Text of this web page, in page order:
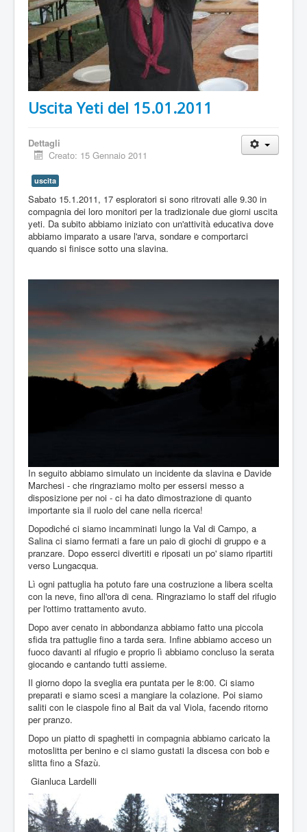
Uscita Yeti del 15.01.2011
Dettagli
Creato: 15 Gennaio 2011
uscita
Sabato 15.1.2011, 17 esploratori si sono ritrovati alle 9.30 in
compagnia dei loro monitori per la tradizionale due giorni uscita
yeti. Da subito abbiamo iniziato con un'attività educativa dove
abbiamo imparato a usare l'arva, sondare e comportarci
quando si finisce sotto una slavina.
In seguito abbiamo simulato un incidente da slavina e Davide
Marchesi - che ringraziamo molto per essersi messo a
disposizione per noi - ci ha dato dimostrazione di quanto
importante sia il ruolo del cane nella ricerca!
Dopodiché ci siamo incamminati lungo la Val di Campo, a
Salina ci siamo fermati a fare un paio di giochi di gruppo e a
pranzare. Dopo esserci divertiti e riposati un po' siamo ripartiti
verso Lungacqua.
Lì ogni pattuglia ha potuto fare una costruzione a libera scelta
con la neve, fino all'ora di cena. Ringraziamo lo staff del rifugio
per l'ottimo trattamento avuto.
Dopo aver cenato in abbondanza abbiamo fatto una piccola
sfida tra pattuglie fino a tarda sera. Infine abbiamo acceso un
fuoco davanti al rifugio e proprio lì abbiamo concluso la serata
giocando e cantando tutti assieme.
Il giorno dopo la sveglia era puntata per le 8:00. Ci siamo
preparati e siamo scesi a mangiare la colazione. Poi siamo
saliti con le ciaspole fino al Bait da val Viola, facendo ritorno
per pranzo.
Dopo un piatto di spaghetti in compagnia abbiamo caricato la
motoslitta per benino e ci siamo gustati la discesa con bob e
slitta fino a Sfazù.
Gianluca Lardelli